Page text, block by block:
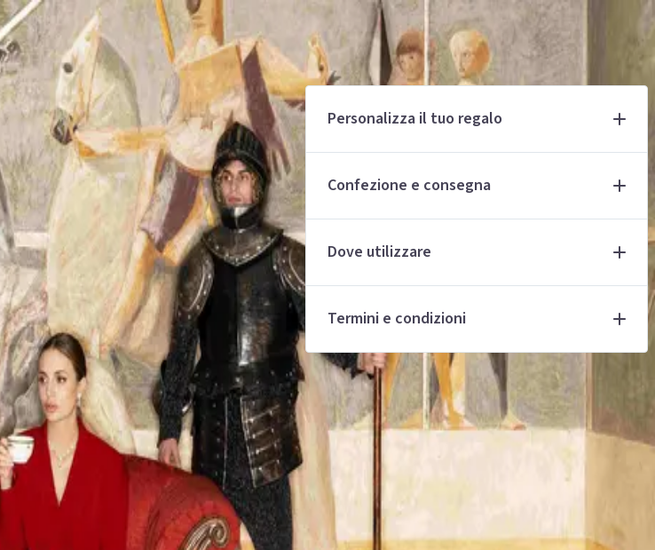
vero momento di piacere. Nel cuore di Verona, il
di finger food pensata per esaltare ogni sorso.
Che sia per un incontro speciale, un
ideale per brindare con stile.
€80,00
Personalizza il tuo regalo
Confezione e consegna
Dove utilizzare
Termini e condizioni
Aggiungi al carrello